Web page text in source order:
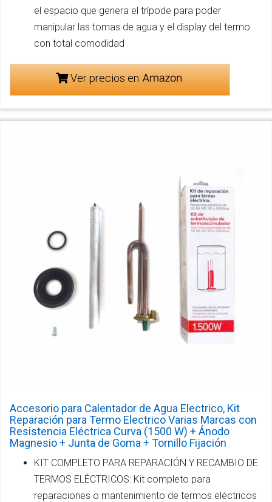
el espacio que genera el trípode para poder
manipular las tomas de agua y el display del termo
con total comodidad
Ver precios en
Accesorio para Calentador de Agua Electrico, Kit
Reparación para Termo Electrico Varias Marcas con
Resistencia Eléctrica Curva (1500 W) + Ánodo
Magnesio + Junta de Goma + Tornillo Fijación
KIT COMPLETO PARA REPARACIÓN Y RECAMBIO DE
TERMOS ELÉCTRICOS: Kit completo para
reparaciones o mantenimiento de termos eléctricos